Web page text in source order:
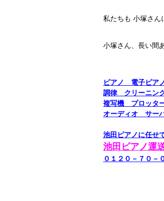
私たちも 小塚さん
小塚さん、長い間
ピアノ 電子ピ
調律 クリーニン
複写機 プロッ
オーディオ サー
池田ピアノに任せ
池田ピアノ運
０１２０－７０－